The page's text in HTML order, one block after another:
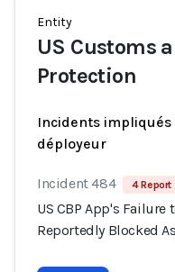
Entity
US Customs
Protection
Incidents
déployeur
Incident 484 4 Report
US CBP App's Failure
Reportedly Blocked